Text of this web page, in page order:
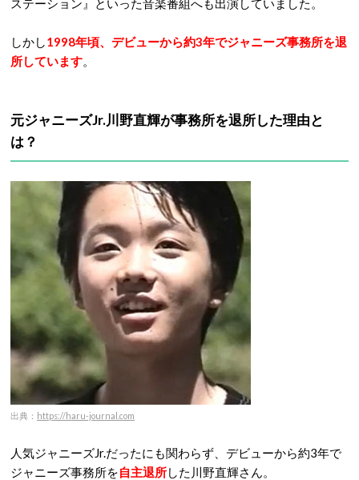
ステーション』といった音楽番組へも出演していました。
しかし1998年頃、デビューから約3年でジャニーズ事務所を退
所しています。
元ジャニーズJr.川野直輝が事務所を退所した理由と
は？
出典： https://haru-journal.com
人気ジャニーズJr.だったにも関わらず、デビューから約3年で
ジャニーズ事務所を自主退所した川野直輝さん。